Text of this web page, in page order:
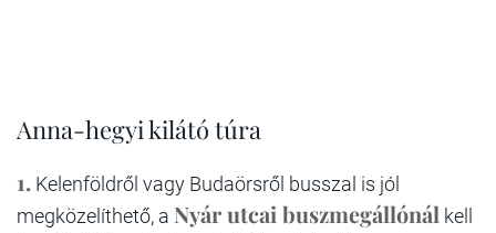
Anna-hegyi kilátó túra
1. Kelenföldről vagy Budaörsről busszal is jól
megközelíthető, a Nyár utcai buszmegállónál kell